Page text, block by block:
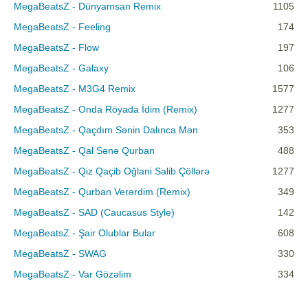
MegaBeatsZ - Dünyamsan Remix
1105
MegaBeatsZ - Feeling
174
MegaBeatsZ - Flow
197
MegaBeatsZ - Galaxy
106
MegaBeatsZ - M3G4 Remix
1577
MegaBeatsZ - Onda Röyada İdim (Remix)
1277
MegaBeatsZ - Qaçdım Sənin Dalınca Mən
353
MegaBeatsZ - Qal Sənə Qurban
488
MegaBeatsZ - Qiz Qaçib Oğlani Salib Çöllərə
1277
MegaBeatsZ - Qurban Verərdim (Remix)
349
MegaBeatsZ - SAD (Caucasus Style)
142
MegaBeatsZ - Şair Olublar Bular
608
MegaBeatsZ - SWAG
330
MegaBeatsZ - Var Gözəlim
334